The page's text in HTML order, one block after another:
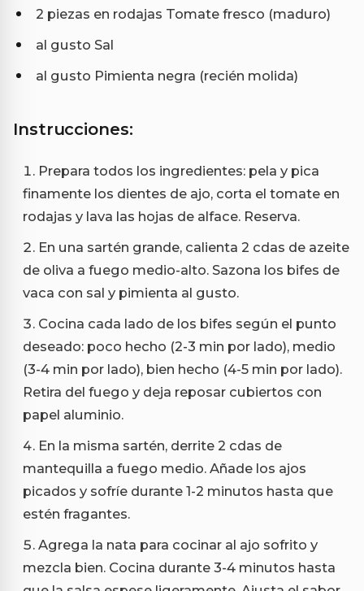
2 piezas en rodajas Tomate fresco (maduro)
al gusto Sal
al gusto Pimienta negra (recién molida)
Instrucciones:
Prepara todos los ingredientes: pela y pica
finamente los dientes de ajo, corta el tomate en
rodajas y lava las hojas de alface. Reserva.
En una sartén grande, calienta 2 cdas de azeite
de oliva a fuego medio-alto. Sazona los bifes de
vaca con sal y pimienta al gusto.
Cocina cada lado de los bifes según el punto
deseado: poco hecho (2-3 min por lado), medio
(3-4 min por lado), bien hecho (4-5 min por lado).
Retira del fuego y deja reposar cubiertos con
papel aluminio.
En la misma sartén, derrite 2 cdas de
mantequilla a fuego medio. Añade los ajos
picados y sofríe durante 1-2 minutos hasta que
estén fragantes.
Agrega la nata para cocinar al ajo sofrito y
mezcla bien. Cocina durante 3-4 minutos hasta